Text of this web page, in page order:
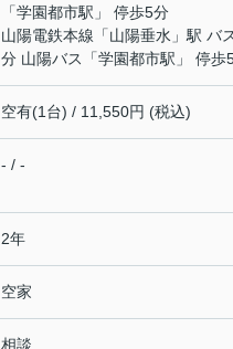
「学園都市駅」 停歩5分
山陽電鉄本線 「山陽垂水 」駅 バ
分 山陽バス「学園都市駅」 停歩
空有(1台) / 11,550円 (税込)
- / -
2年
空家
相談